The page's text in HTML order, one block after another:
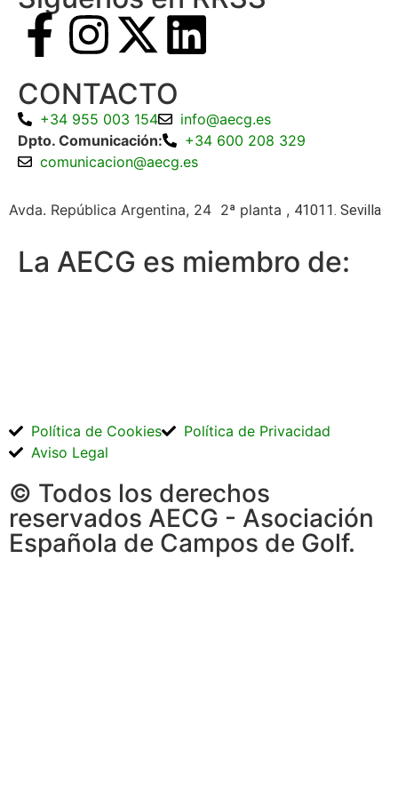
CONTACTO
+34 955 003 154
info@aecg.es
Dpto. Comunicación:
+34 600 208 329
comunicacion@aecg.es
Avda. República Argentina, 24 2ª planta , 41011. Sevilla
La AECG es miembro de:
© Todos los derechos
reservados AECG - Asociación
Española de Campos de Golf.
Política de Cookies
Política de Privacidad
Aviso Legal